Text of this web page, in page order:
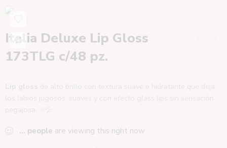
Italia Deluxe Lip Gloss
173TLG c/48 pz.
... people are viewing this right now